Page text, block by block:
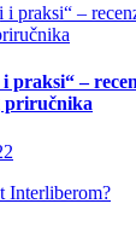
praksi“ –
priručnika